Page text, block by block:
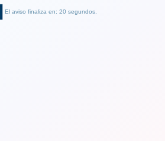
El aviso finaliza en: 19 segundos.